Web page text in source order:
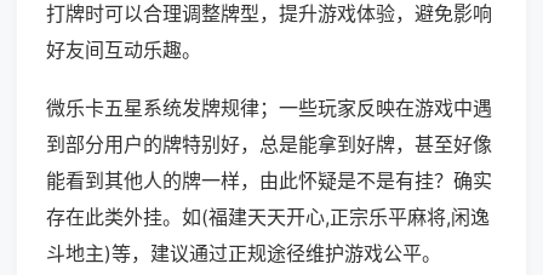
打牌时可以合理调整牌型，提升游戏体验，避免影响
好友间互动乐趣。
微乐卡五星系统发牌规律；一些玩家反映在游戏中遇
到部分用户的牌特别好，总是能拿到好牌，甚至好像
能看到其他人的牌一样，由此怀疑是不是有挂？确实
存在此类外挂。如(福建天天开心,正宗乐平麻将,闲逸
斗地主)等，建议通过正规途径维护游戏公平。